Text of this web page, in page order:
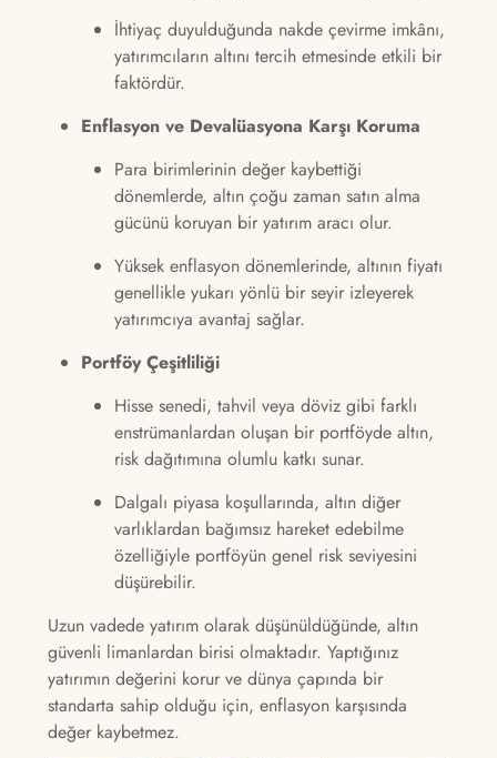
İhtiyaç duyulduğunda nakde çevirme imkânı,
yatırımcıların altını tercih etmesinde etkili bir
faktördür.
Enflasyon ve Devalüasyona Karşı Koruma
Para birimlerinin değer kaybettiği
dönemlerde, altın çoğu zaman satın alma
gücünü koruyan bir yatırım aracı olur.
Yüksek enflasyon dönemlerinde, altının fiyatı
genellikle yukarı yönlü bir seyir izleyerek
yatırımcıya avantaj sağlar.
Portföy Çeşitliliği
Hisse senedi, tahvil veya döviz gibi farklı
enstrümanlardan oluşan bir portföyde altın,
risk dağıtımına olumlu katkı sunar.
Dalgalı piyasa koşullarında, altın diğer
varlıklardan bağımsız hareket edebilme
özelliğiyle portföyün genel risk seviyesini
düşürebilir.
Uzun vadede yatırım olarak düşünüldüğünde, altın
güvenli limanlardan birisi olmaktadır. Yaptığınız
yatırımın değerini korur ve dünya çapında bir
standarta sahip olduğu için, enflasyon karşısında
değer kaybetmez.